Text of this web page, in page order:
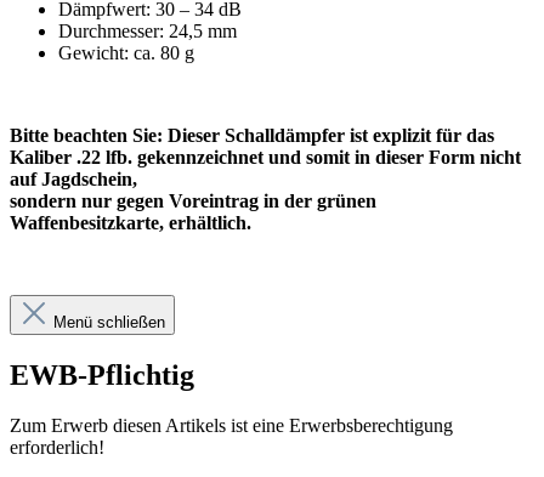
Dämpfwert: 30 – 34 dB
Durchmesser: 24,5 mm
Gewicht: ca. 80 g
Bitte beachten Sie: Dieser Schalldämpfer ist explizit für das
Kaliber .22 lfb. gekennzeichnet und somit in dieser Form nicht
auf Jagdschein,
sondern nur gegen Voreintrag in der grünen
Waffenbesitzkarte, erhältlich.
Menü schließen
EWB-Pflichtig
Zum Erwerb diesen Artikels ist eine Erwerbsberechtigung
erforderlich!